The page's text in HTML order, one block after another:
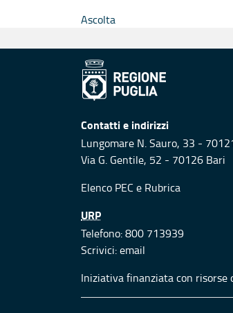
Ascolta
Contatti e indirizzi
Lungomare N. Sauro, 33 -
Via G. Gentile, 52 - 70126 Bari
Elenco PEC e Rubrica
URP
Telefono: 800 713939
Scrivici:email
Iniziativa finanziata con risorse